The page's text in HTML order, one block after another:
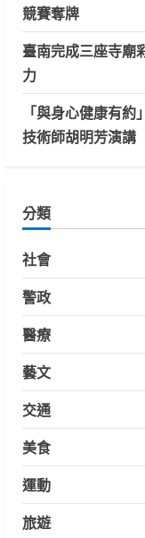
競賽奪牌
臺南完成三座寺廟
力
「與身心健康有
技術師胡明芳演講
分類
社會
警政
醫療
藝文
交通
美食
運動
旅遊